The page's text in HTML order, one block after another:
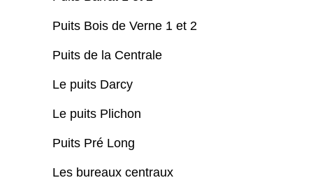
Puits Bois de Verne 1 et 2
Puits de la Centrale
Le puits Darcy
Le puits Plichon
Puits Pré Long
Les bureaux centraux